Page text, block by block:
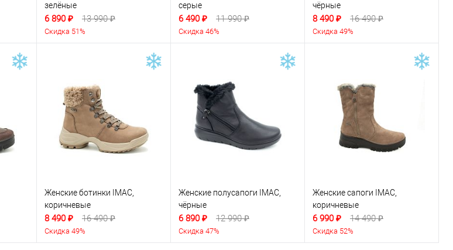
зелёные
6 890 ₽ 13 990 ₽
Скидка 51%
серые
6 490 ₽ 11 990 ₽
Скидка 46%
чёрные
8 490 ₽ 16 490 ₽
Скидка 49%
Женские ботинки IMAC,
коричневые
8 490 ₽ 16 490 ₽
Скидка 49%
Женские полусапоги IMAC,
чёрные
6 890 ₽ 12 990 ₽
Скидка 47%
Женские сапоги IMAC,
коричневые
6 990 ₽ 14 490 ₽
Скидка 52%